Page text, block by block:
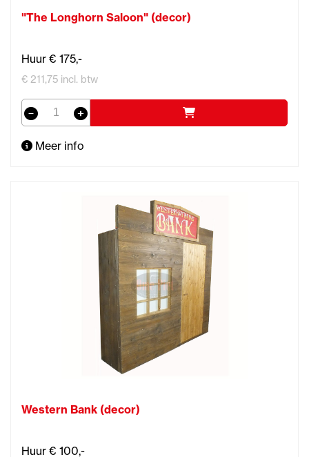
"The Longhorn Saloon" (decor)
Huur € 175,-
€ 211,75 incl. btw
Meer info
Western Bank (decor)
Huur € 100,-